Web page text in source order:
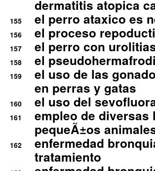
dermatitis atopica
155 el perro ataxico es
156 el proceso
157 el perro con
158 el
159
el uso de las
en perras y gatas
160 el uso del
161
empleo de
pequeÃ±os
162
enfermedad
tratamiento